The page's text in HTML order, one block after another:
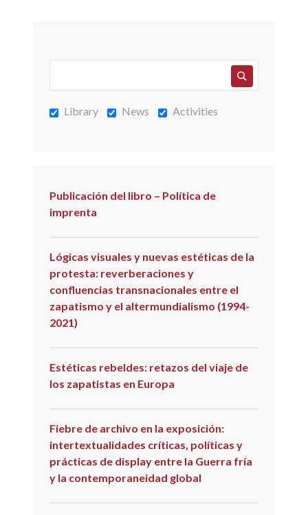
Library News Activities
Publicación del libro – Política de
imprenta
Lógicas visuales y nuevas estéticas de la
protesta: reverberaciones y
confluencias transnacionales entre el
zapatismo y el altermundialismo (1994-
2021)
Estéticas rebeldes: retazos del viaje de
los zapatistas en Europa
Fiebre de archivo en la exposición:
intertextualidades críticas, políticas y
prácticas de display entre la Guerra fría
y la contemporaneidad global